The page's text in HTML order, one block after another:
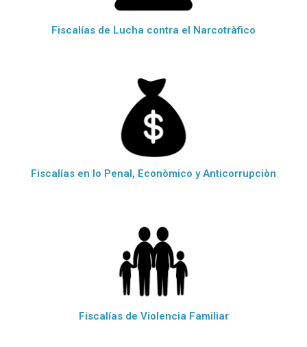
Fiscalías de Lucha contra el Narcotràfico
Fiscalías en lo Penal, Econòmico y Anticorrupciòn
Fiscalías de Violencia Familiar